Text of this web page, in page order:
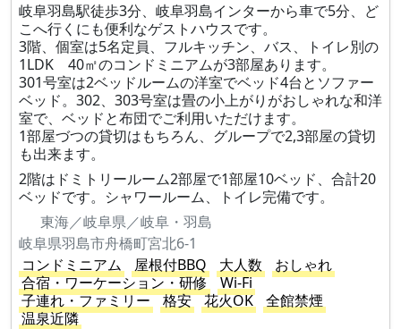
岐阜羽島駅徒歩3分、岐阜羽島インターから車で5分、ど
こへ行くにも便利なゲストハウスです。
3階、個室は5名定員、フルキッチン、バス、トイレ別の
1LDK 40㎡のコンドミニアムが3部屋あります。
301号室は2ベッドルームの洋室でベッド4台とソファー
ベッド。302、303号室は畳の小上がりがおしゃれな和洋
室で、ベッドと布団でご利用いただけます。
1部屋づつの貸切はもちろん、グループで2,3部屋の貸切
も出来ます。
2階はドミトリールーム2部屋で1部屋10ベッド、合計20
ベッドです。シャワールーム、トイレ完備です。
東海／岐阜県／岐阜・羽島
岐阜県羽島市舟橋町宮北6-1
コンドミニアム
屋根付BBQ 大人数
おしゃれ
合宿・ワーケーション・研修
Wi-Fi
子連れ・ファミリー
格安 花火OK
全館禁煙
温泉近隣